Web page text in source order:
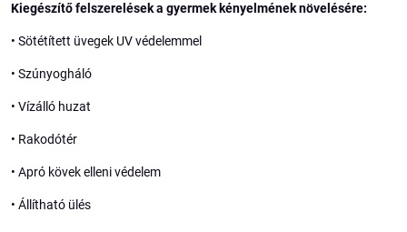
Kiegészítő felszerelések a gyermek kényelmének növelésére:
• Sötétített üvegek UV védelemmel
• Szúnyogháló
• Vízálló huzat
• Rakodótér
• Apró kövek elleni védelem
• Állítható ülés